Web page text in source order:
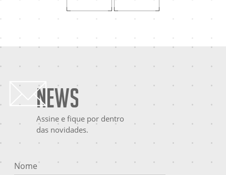
News
Assine e fique por dentro
das novidades.
Nome